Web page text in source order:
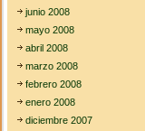
junio 2008
mayo 2008
abril 2008
marzo 2008
febrero 2008
enero 2008
diciembre 2007